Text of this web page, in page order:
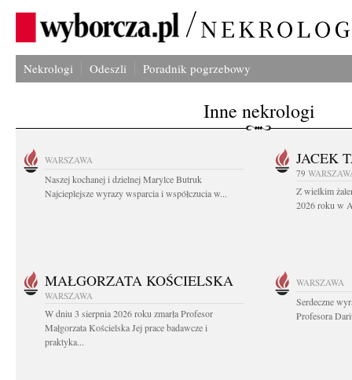
Nekrologi Odeszli Poradnik pogrzebowy
Inne nekrologi
WARSZAWA
Naszej kochanej i dzielnej Marylce Butruk
Najcieplejsze wyrazy wsparcia i współczucia w...
JACEK
79
Z wielkim
2026 roku w
MAŁGORZATA KOŚCIELSKA
WARSZAWA
W dniu 3 sierpnia 2026 roku zmarła Profesor
Małgorzata Kościelska Jej prace badawcze i
praktyka...
WARSZAWA
Serdeczne
Profesora